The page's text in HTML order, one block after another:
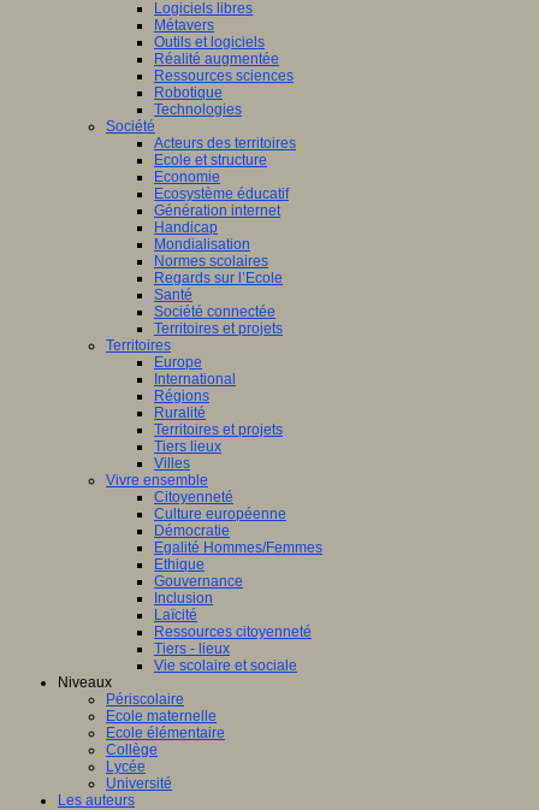
Logiciels libres
Métavers
Outils et logiciels
Réalité augmentée
Ressources sciences
Robotique
Technologies
Société
Acteurs des territoires
Ecole et structure
Economie
Ecosystème éducatif
Génération internet
Handicap
Mondialisation
Normes scolaires
Regards sur l’Ecole
Santé
Société connectée
Territoires et projets
Territoires
Europe
International
Régions
Ruralité
Territoires et projets
Tiers lieux
Villes
Vivre ensemble
Citoyenneté
Culture européenne
Démocratie
Egalité Hommes/Femmes
Ethique
Gouvernance
Inclusion
Laïcité
Ressources citoyenneté
Tiers - lieux
Vie scolaire et sociale
Niveaux
Périscolaire
Ecole maternelle
Ecole élémentaire
Collège
Lycée
Université
Les auteurs